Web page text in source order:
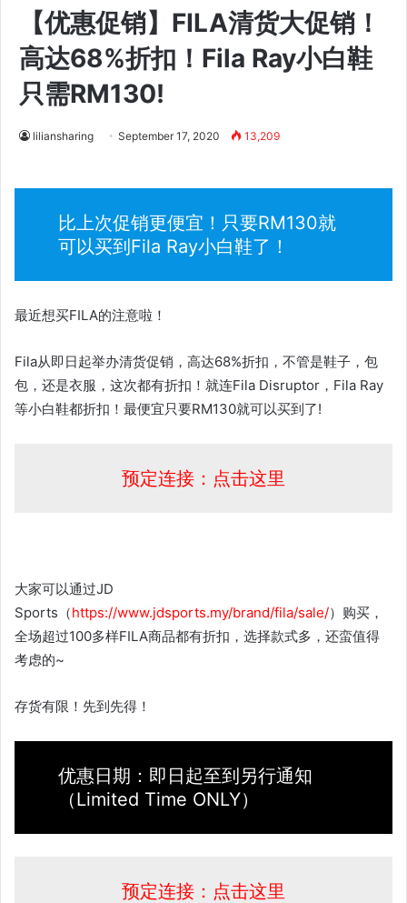
【优惠促销】FILA清货大促销！
高达68%折扣！Fila Ray小白鞋
只需RM130!
liliansharing September 17, 2020 13,209
比上次促销更便宜！只要RM130就
可以买到Fila Ray小白鞋了！
最近想买FILA的注意啦！
Fila从即日起举办清货促销，高达68%折扣，不管是鞋子，包
包，还是衣服，这次都有折扣！就连Fila Disruptor，Fila Ray
等小白鞋都折扣！最便宜只要RM130就可以买到了!
预定连接：点击这里
大家可以通过JD
Sports（https://www.jdsports.my/brand/fila/sale/）购买，
全场超过100多样FILA商品都有折扣，选择款式多，还蛮值得
考虑的~
存货有限！先到先得！
优惠日期：即日起至到另行通知
（Limited Time ONLY）
预定连接：点击这里